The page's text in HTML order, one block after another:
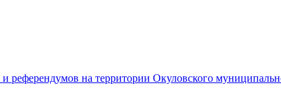
референдумов на территории Окуловского